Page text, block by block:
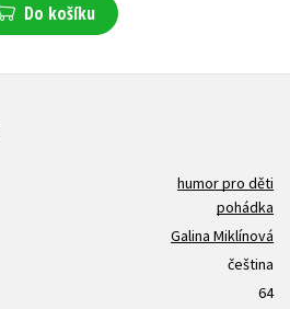
Do košíku
humor pro děti
pohádka
Galina Miklínová
čeština
64